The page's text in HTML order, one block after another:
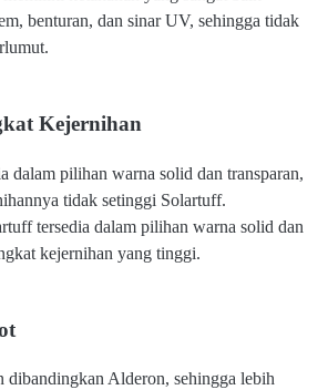
benturan, dan sinar UV, sehingga tidak
Kejernihan
dalam pilihan warna solid dan transparan,
tidak setinggi Solartuff.
tersedia dalam pilihan warna solid dan
kejernihan yang tinggi.
dibandingkan Alderon, sehingga lebih